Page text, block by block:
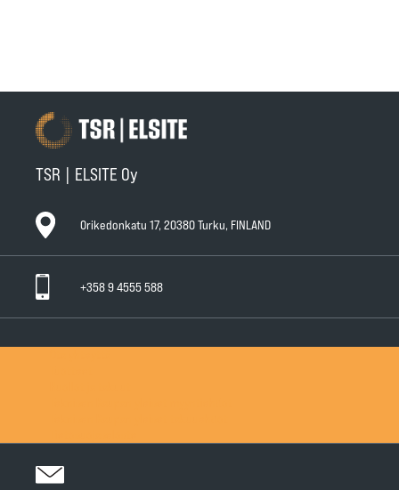
TSR | ELSITE Oy
Orikedonkatu 17, 20380 Turku, FINLAND
+358 9 4555 588